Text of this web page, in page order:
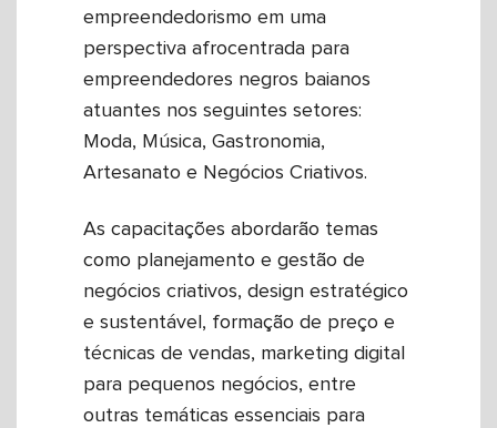
empreendedorismo em uma
perspectiva afrocentrada para
empreendedores negros baianos
atuantes nos seguintes setores:
Moda, Música, Gastronomia,
Artesanato e Negócios Criativos.
As capacitações abordarão temas
como planejamento e gestão de
negócios criativos, design estratégico
e sustentável, formação de preço e
técnicas de vendas, marketing digital
para pequenos negócios, entre
outras temáticas essenciais para